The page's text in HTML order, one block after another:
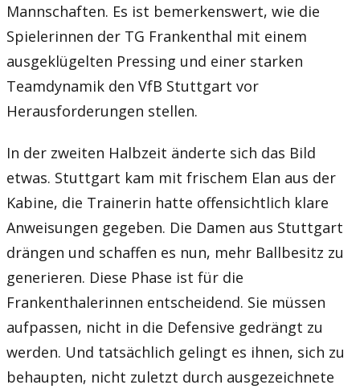
Mannschaften. Es ist bemerkenswert, wie die
Spielerinnen der TG Frankenthal mit einem
ausgeklügelten Pressing und einer starken
Teamdynamik den VfB Stuttgart vor
Herausforderungen stellen.
In der zweiten Halbzeit änderte sich das Bild
etwas. Stuttgart kam mit frischem Elan aus der
Kabine, die Trainerin hatte offensichtlich klare
Anweisungen gegeben. Die Damen aus Stuttgart
drängen und schaffen es nun, mehr Ballbesitz zu
generieren. Diese Phase ist für die
Frankenthalerinnen entscheidend. Sie müssen
aufpassen, nicht in die Defensive gedrängt zu
werden. Und tatsächlich gelingt es ihnen, sich zu
behaupten, nicht zuletzt durch ausgezeichnete